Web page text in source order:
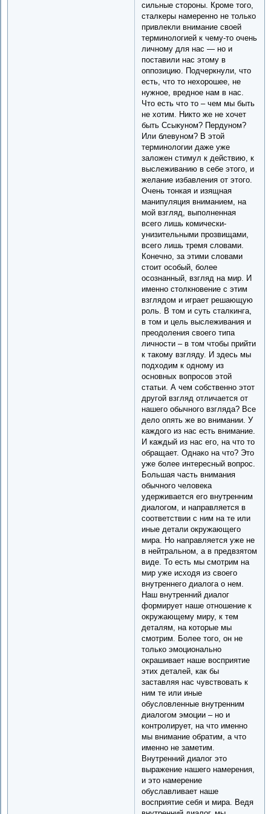
сильные стороны. Кроме того,
сталкеры намеренно не только
привлекли внимание своей
терминологией к чему-то очень
личному для нас — но и
поставили нас этому в
оппозицию. Подчеркнули, что
есть, что то нехорошее, не
нужное, вредное нам в нас.
Что есть что то – чем мы быть
не хотим. Никто же не хочет
быть Ссыкуном? Пердуном?
Или блевуном? В этой
терминологии даже уже
заложен стимул к действию, к
выслеживанию в себе этого, и
желание избавления от этого.
Очень тонкая и изящная
манипуляция вниманием, на
мой взгляд, выполненная
всего лишь комически-
унизительными прозвищами,
всего лишь тремя словами.
Конечно, за этими словами
стоит особый, более
осознанный, взгляд на мир. И
именно столкновение с этим
взглядом и играет решающую
роль. В том и суть сталкинга,
в том и цель выслеживания и
преодоления своего типа
личности – в том чтобы прийти
к такому взгляду. И здесь мы
подходим к одному из
основных вопросов этой
статьи. А чем собственно этот
другой взгляд отличается от
нашего обычного взгляда? Все
дело опять же во внимании. У
каждого из нас есть внимание.
И каждый из нас его, на что то
обращает. Однако на что? Это
уже более интересный вопрос.
Большая часть внимания
обычного человека
удерживается его внутренним
диалогом, и направляется в
соответствии с ним на те или
иные детали окружающего
мира. Но направляется уже не
в нейтральном, а в предвзятом
виде. То есть мы смотрим на
мир уже исходя из своего
внутреннего диалога о нем.
Наш внутренний диалог
формирует наше отношение к
окружающему миру, к тем
деталям, на которые мы
смотрим. Более того, он не
только эмоционально
окрашивает наше восприятие
этих деталей, как бы
заставляя нас чувствовать к
ним те или иные
обусловленные внутренним
диалогом эмоции – но и
контролирует, на что именно
мы внимание обратим, а что
именно не заметим.
Внутренний диалог это
выражение нашего намерения,
и это намерение
обуславливает наше
восприятие себя и мира. Ведя